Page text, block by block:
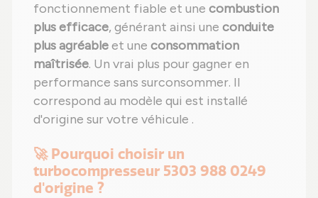
fonctionnement fiable et une combustion
plus efficace, générant ainsi une conduite
plus agréableet une consommation
maîtrisée. Un vrai plus pour gagner en
performance sans surconsommer. Il
correspond au modèle qui est installé
d'origine sur votre véhicule .
🚀 Pourquoi choisir un
turbocompresseur 5303 988 0249
d'origine ?